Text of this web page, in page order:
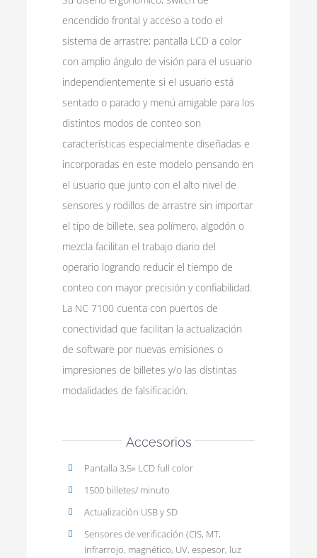
encendido frontal y acceso a todo el
sistema de arrastre; pantalla LCD a color
con amplio ángulo de visión para el usuario
independientemente si el usuario está
sentado o parado y menú amigable para los
distintos modos de conteo son
características especialmente diseñadas e
incorporadas en este modelo pensando en
el usuario que junto con el alto nivel de
sensores y rodillos de arrastre sin importar
el tipo de billete, sea polímero, algodón o
mezcla facilitan el trabajo diario del
operario logrando reducir el tiempo de
conteo con mayor precisión y confiabilidad.
La NC 7100 cuenta con puertos de
conectividad que facilitan la actualización
de software por nuevas emisiones o
impresiones de billetes y/o las distintas
modalidades de falsificación.
Accesorios
Pantalla 3,5» LCD full color
1500 billetes/ minuto
Actualización USB y SD
Sensores de verificación (CIS, MT,
Infrarrojo, magnético, UV, espesor, luz